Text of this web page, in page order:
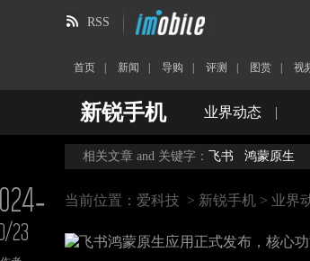
RSS
首页 新闻 导购 评测 图赏 视
新锐手机 业界动态 |
23
相关文章 and 关键字： 飞书 鸿蒙原生
当前位置： 爱科技 > 新锐手机 > 业界